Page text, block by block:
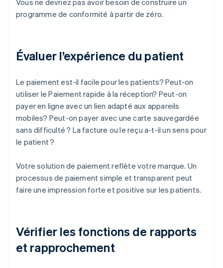
Vous ne devriez pas avoir besoin de construire un
programme de conformité à partir de zéro.
Évaluer l’expérience du patient
Le paiement est-il facile pour les patients? Peut-on
utiliser le Paiement rapide à la réception? Peut-on
payer en ligne avec un lien adapté aux appareils
mobiles? Peut-on payer avec une carte sauvegardée
sans difficulté ? La facture ou le reçu a-t-il un sens pour
le patient ?
Votre solution de paiement reflète votre marque. Un
processus de paiement simple et transparent peut
faire une impression forte et positive sur les patients.
Vérifier les fonctions de rapports
et rapprochement